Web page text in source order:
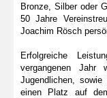
Bronze, Silber oder
50 Jahre
Joachim Rösch
Erfolgreiche
vergangenen Jahr
Jugendlichen,
einen Platz auf